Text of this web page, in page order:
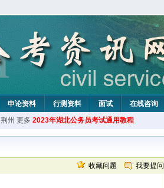
申论资料 行测资料 面试 在线咨询
荆州 更多 2023年湖北公务员考试通用教程
收藏问题 我要提问